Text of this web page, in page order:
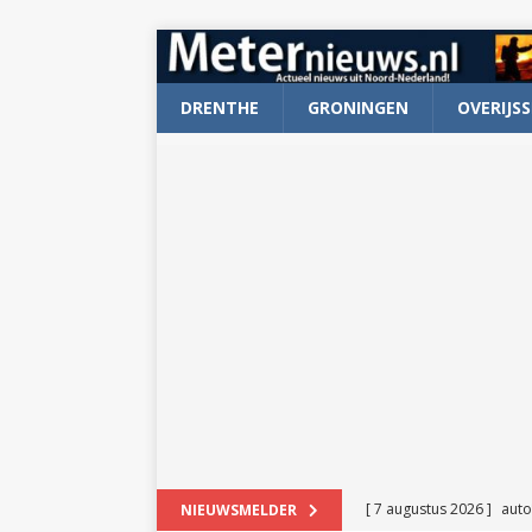
DRENTHE GRONINGEN
NIEUWSMELDER [ 7 augustus 2026 ]